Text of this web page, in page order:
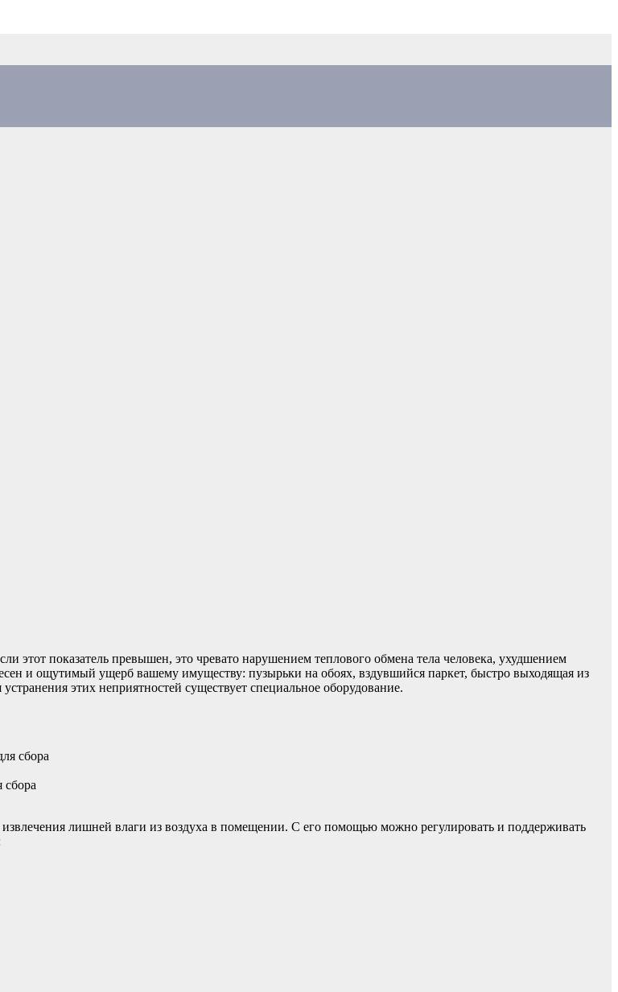
показатель превышен, это чревато нарушением теплового обмена тела человека, ухудшением
и ощутимый ущерб вашему имуществу: пузырьки на обоях, вздувшийся паркет, быстро выходящая из
этих неприятностей существует специальное оборудование.
сбора
извлечения лишней влаги из воздуха в помещении. С его помощью можно регулировать и поддерживать